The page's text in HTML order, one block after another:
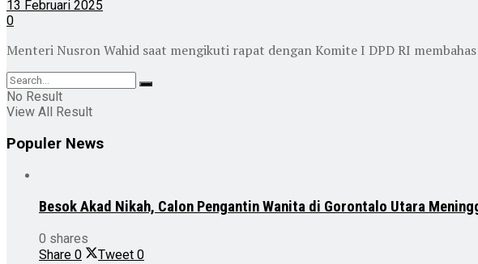
13 Februari 2025
0
Menteri Nusron Wahid saat mengikuti rapat dengan Komite I DPD RI
No Result
View All Result
Populer News
Besok Akad Nikah, Calon Pengantin Wanita di Gorontalo Utara
0 shares
Share 0 Tweet 0